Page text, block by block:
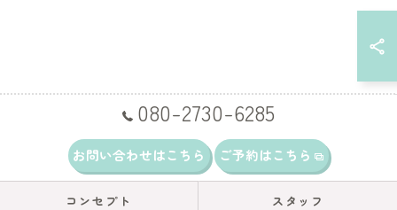
080-2730-6285
お問い合わせはこちら ご予約はこちら
コンセプト スタッフ